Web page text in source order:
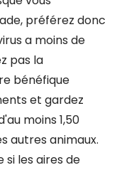
préférez donc
a moins de
pas la
bénéfique
et gardez
moins 1,50
autres animaux.
les aires de